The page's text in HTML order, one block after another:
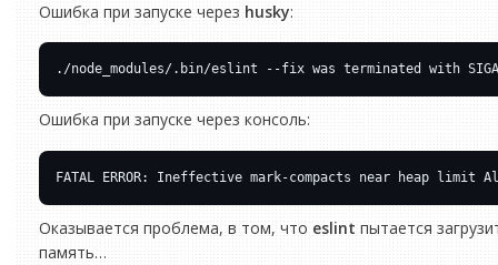
Ошибка при запуске через husky:
Ошибка при запуске через консоль:
Оказывается проблема, в том, что eslint пытается
память…